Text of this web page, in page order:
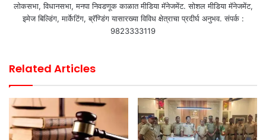
लोकसभा, विधानसभा, मनपा निवडणूक काळात मीडिया मॅनेजमेंट. सोशल मीडिया मॅनेजमेंट,
इमेज बिल्डिंग, मार्केटिंग, ब्रॅण्डिंग यासारख्या विविध क्षेत्राचा प्रदीर्घ अनुभव. संपर्क :
9823333119
Related Articles